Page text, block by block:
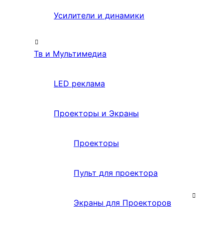
Усилители и динамики
Тв и Мультимедиа
LED реклама
Проекторы и Экраны
Проекторы
Пульт для проектора
Экраны для Проекторов